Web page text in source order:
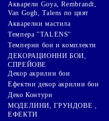
Акварели Goya, Rembrandt,
Van Gogh, Talens по цвят
Акварелни мастила
Темпера "TALENS"
Темперни бои и комплекти
ДЕКОРАЦИОННИ БОИ,
СПРЕЙОВЕ
Декор акрилни бои
Ефектни декор акрилни бои
Деко Контури
МОДЕЛИНИ, ГРУНДОВЕ ,
ЕФЕКТИ